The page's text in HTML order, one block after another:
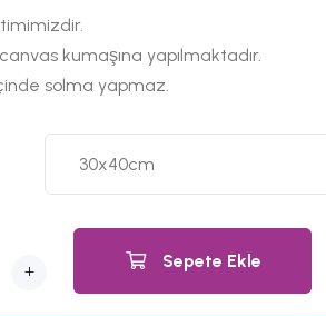
kumaşına yapılmaktadır.
solma yapmaz.
+ Sepete Ekle